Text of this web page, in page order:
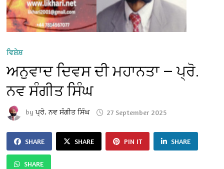
ਵਿਸ਼ੇਸ਼
ਅਨੁਵਾਦ ਦਿਵਸ ਦੀ ਮਹਾਨਤਾ — ਪ੍ਰੋ.
ਨਵ ਸੰਗੀਤ ਸਿੰਘ
byਪ੍ਰੋ. ਨਵ ਸੰਗੀਤ ਸਿੰਘ 27 September 2025
SHARE SHARE PIN IT SHARE
SHARE